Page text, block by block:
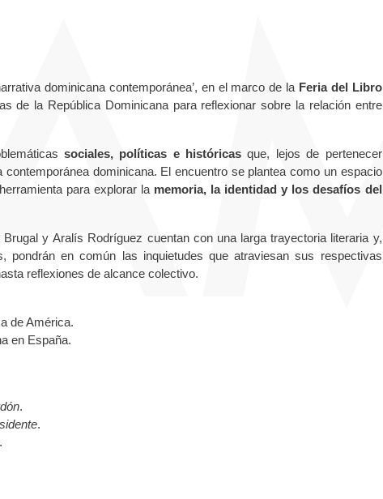
dominicana contemporánea’, en el marco de la Feria del Libro
de la República Dominicana para reflexionar sobre la relación entre
sociales, políticas e históricas que, lejos de pertenecer
dominicana. El encuentro se plantea como un espacio
para explorar la memoria, la identidad y los desafíos del
y Aralís Rodríguez cuentan con una larga trayectoria literaria y,
pondrán en común las inquietudes que atraviesan sus respectivas
reflexiones de alcance colectivo.
de América.
en España.
.
.